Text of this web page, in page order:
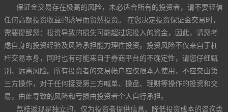
保证金交易存在极高的风险，未必适合所有的投资者，请不要轻信
任何高额投资收益的诱导而贸然投资。 在您决定投资保证金交易时，
需要提醒您：投资导致的损失可能超过您投入的资金，因此，请您考
虑自身的投资经验及风险承担能力理性投资。投资风险不仅来自于杠
杆交易本身，同时也有可能来自于券商平台的不确定性，请您仔细甄
别、远离风险。所有投资者的交易帐户应仅限本人使用，不应交由第
三方操作，对于任何接受第三方喊单、操盘、理财等操作的投资和交
易，由此导致的风险和亏损由投资者个人自行承担。
荔枝返现是独立的、仅为投资者提供信息、降低投资成本的咨询类